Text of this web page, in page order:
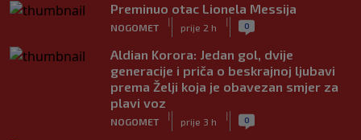
Preminuo otac Lionela Messija
NOGOMET
|
prije 2 h
| 0
Aldian Korora: Jedan gol, dvije
generacije i priča o beskrajnoj ljubavi
prema Želji koja je obavezan smjer za
plavi voz
NOGOMET
|
prije 3 h
| 0